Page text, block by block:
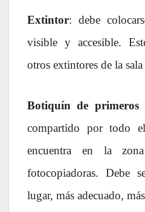
Extintor: debe
visible y accesible.
otros extintores de la
Botiquín de primeros
compartido por todo
encuentra en la
fotocopiadoras. Debe
lugar, más adecuado,